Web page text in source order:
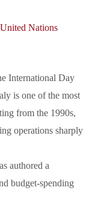
United Nations
International Day
is one of the most
from the 1990s,
operations sharply
authored a
budget-spending